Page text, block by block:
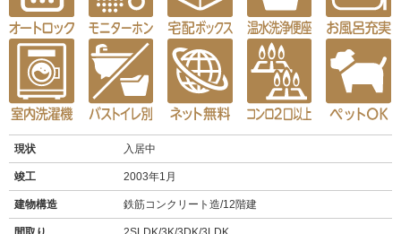
現状 入居中
竣工 2003年1月
建物構造 鉄筋コンクリート造/12階建